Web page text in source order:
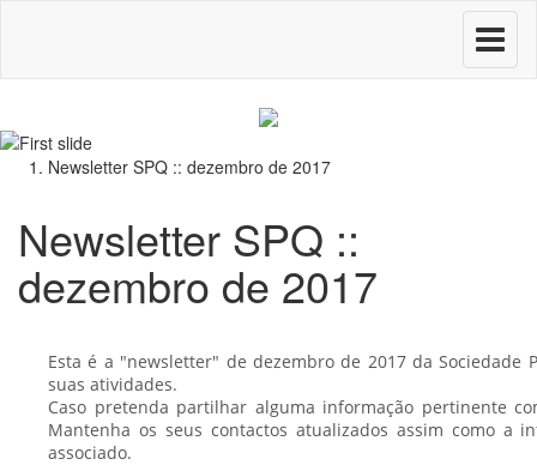
Toggle
Newsletter SPQ :: dezembro de 2017
Newsletter SPQ ::
dezembro de 2017
Esta é a "newsletter" de dezembro de 2017 da
suas atividades.
Caso pretenda partilhar alguma informação pertinente
Mantenha os seus contactos atualizados assim como a
associado.